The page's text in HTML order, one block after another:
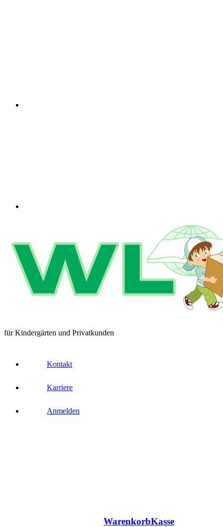
für Kindergärten und Privatkunden
Kontakt
Karriere
Anmelden
WarenkorbKasse